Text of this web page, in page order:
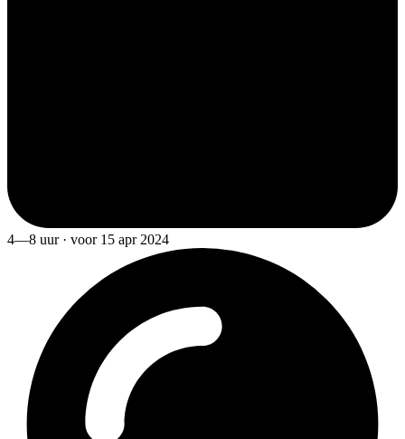
4—8 uur · voor 15 apr 2024